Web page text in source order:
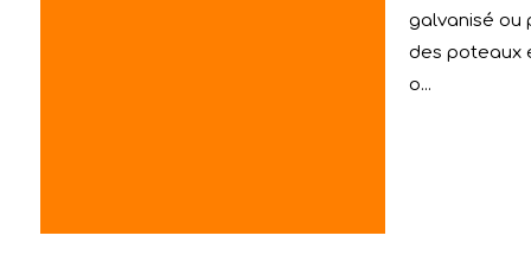
galvanisé ou
des poteaux
o...